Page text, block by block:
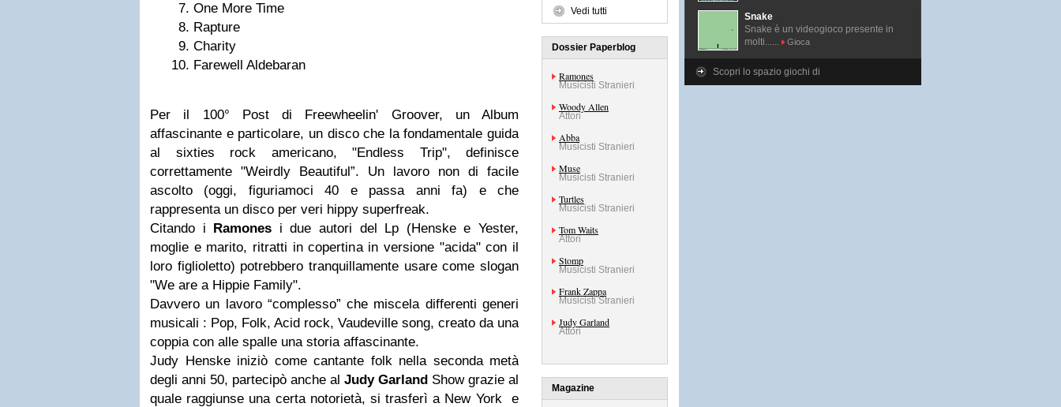
One More Time
Rapture
Charity
Farewell Aldebaran
Per il 100° Post di Freewheelin' Groover, un Album
affascinante e particolare, un disco che la fondamentale guida
al sixties rock americano, "Endless Trip", definisce
correttamente "Weirdly Beautiful”. Un lavoro non di facile
ascolto (oggi, figuriamoci 40 e passa anni fa) e che
rappresenta un disco per veri hippy superfreak.
Citando i Ramones i due autori del Lp (Henske e Yester,
moglie e marito, ritratti in copertina in versione "acida" con il
loro figlioletto) potrebbero tranquillamente usare come slogan
"We are a Hippie Family".
Davvero un lavoro “complesso” che miscela differenti generi
musicali : Pop, Folk, Acid rock, Vaudeville song, creato da una
coppia con alle spalle una storia affascinante.
Judy Henske iniziò come cantante folk nella seconda metà
degli anni 50, partecipò anche al Judy Garland Show grazie al
quale raggiunse una certa notorietà, si trasferì a New York e
Vedi tutti
Dossier Paperblog
Ramones
Musicisti Stranieri
Woody Allen
Attori
Abba
Musicisti Stranieri
Muse
Musicisti Stranieri
Turtles
Musicisti Stranieri
Tom Waits
Attori
Stomp
Musicisti Stranieri
Frank Zappa
Musicisti Stranieri
Judy Garland
Attori
Magazine
Snake
Snake è un videogioco presente in
molti......
Gioca
Scopri lo spazio giochi di